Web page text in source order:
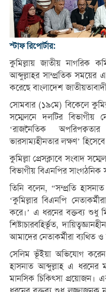
স্টাফ রিপোর্টার:
কুমিল্লায় জাতীয় নাগরিক
আব্দুল্লাহর সাম্প্রতিক সময়ের
করেছে বাংলাদেশ
সোমবার (১৯মে) বিকেলে
সম্মেলনে দলটির বিভাগীয়
‘রাজনৈতিক
ভারসাম্যহীনতার লক্ষণ’
কুমিল্লা প্রেসক্লাবে সংবাদ
বিভাগীয় বিএনপির
তিনি বলেন, “সম্প্রতি
‘কুমিল্লার বিএনপি
করে।’ এ ধরনের বক্তব্য শুধু
শিষ্টাচারবহির্ভূত,
আমাদের নেতাকর্মীরা ব্যথিত ও
সেলিম ভূঁইয়া অভিযোগ
হাসনাত আব্দুল্লাহ এ ধরনের
মানসিক চিকিৎসা প্রয়োজন।